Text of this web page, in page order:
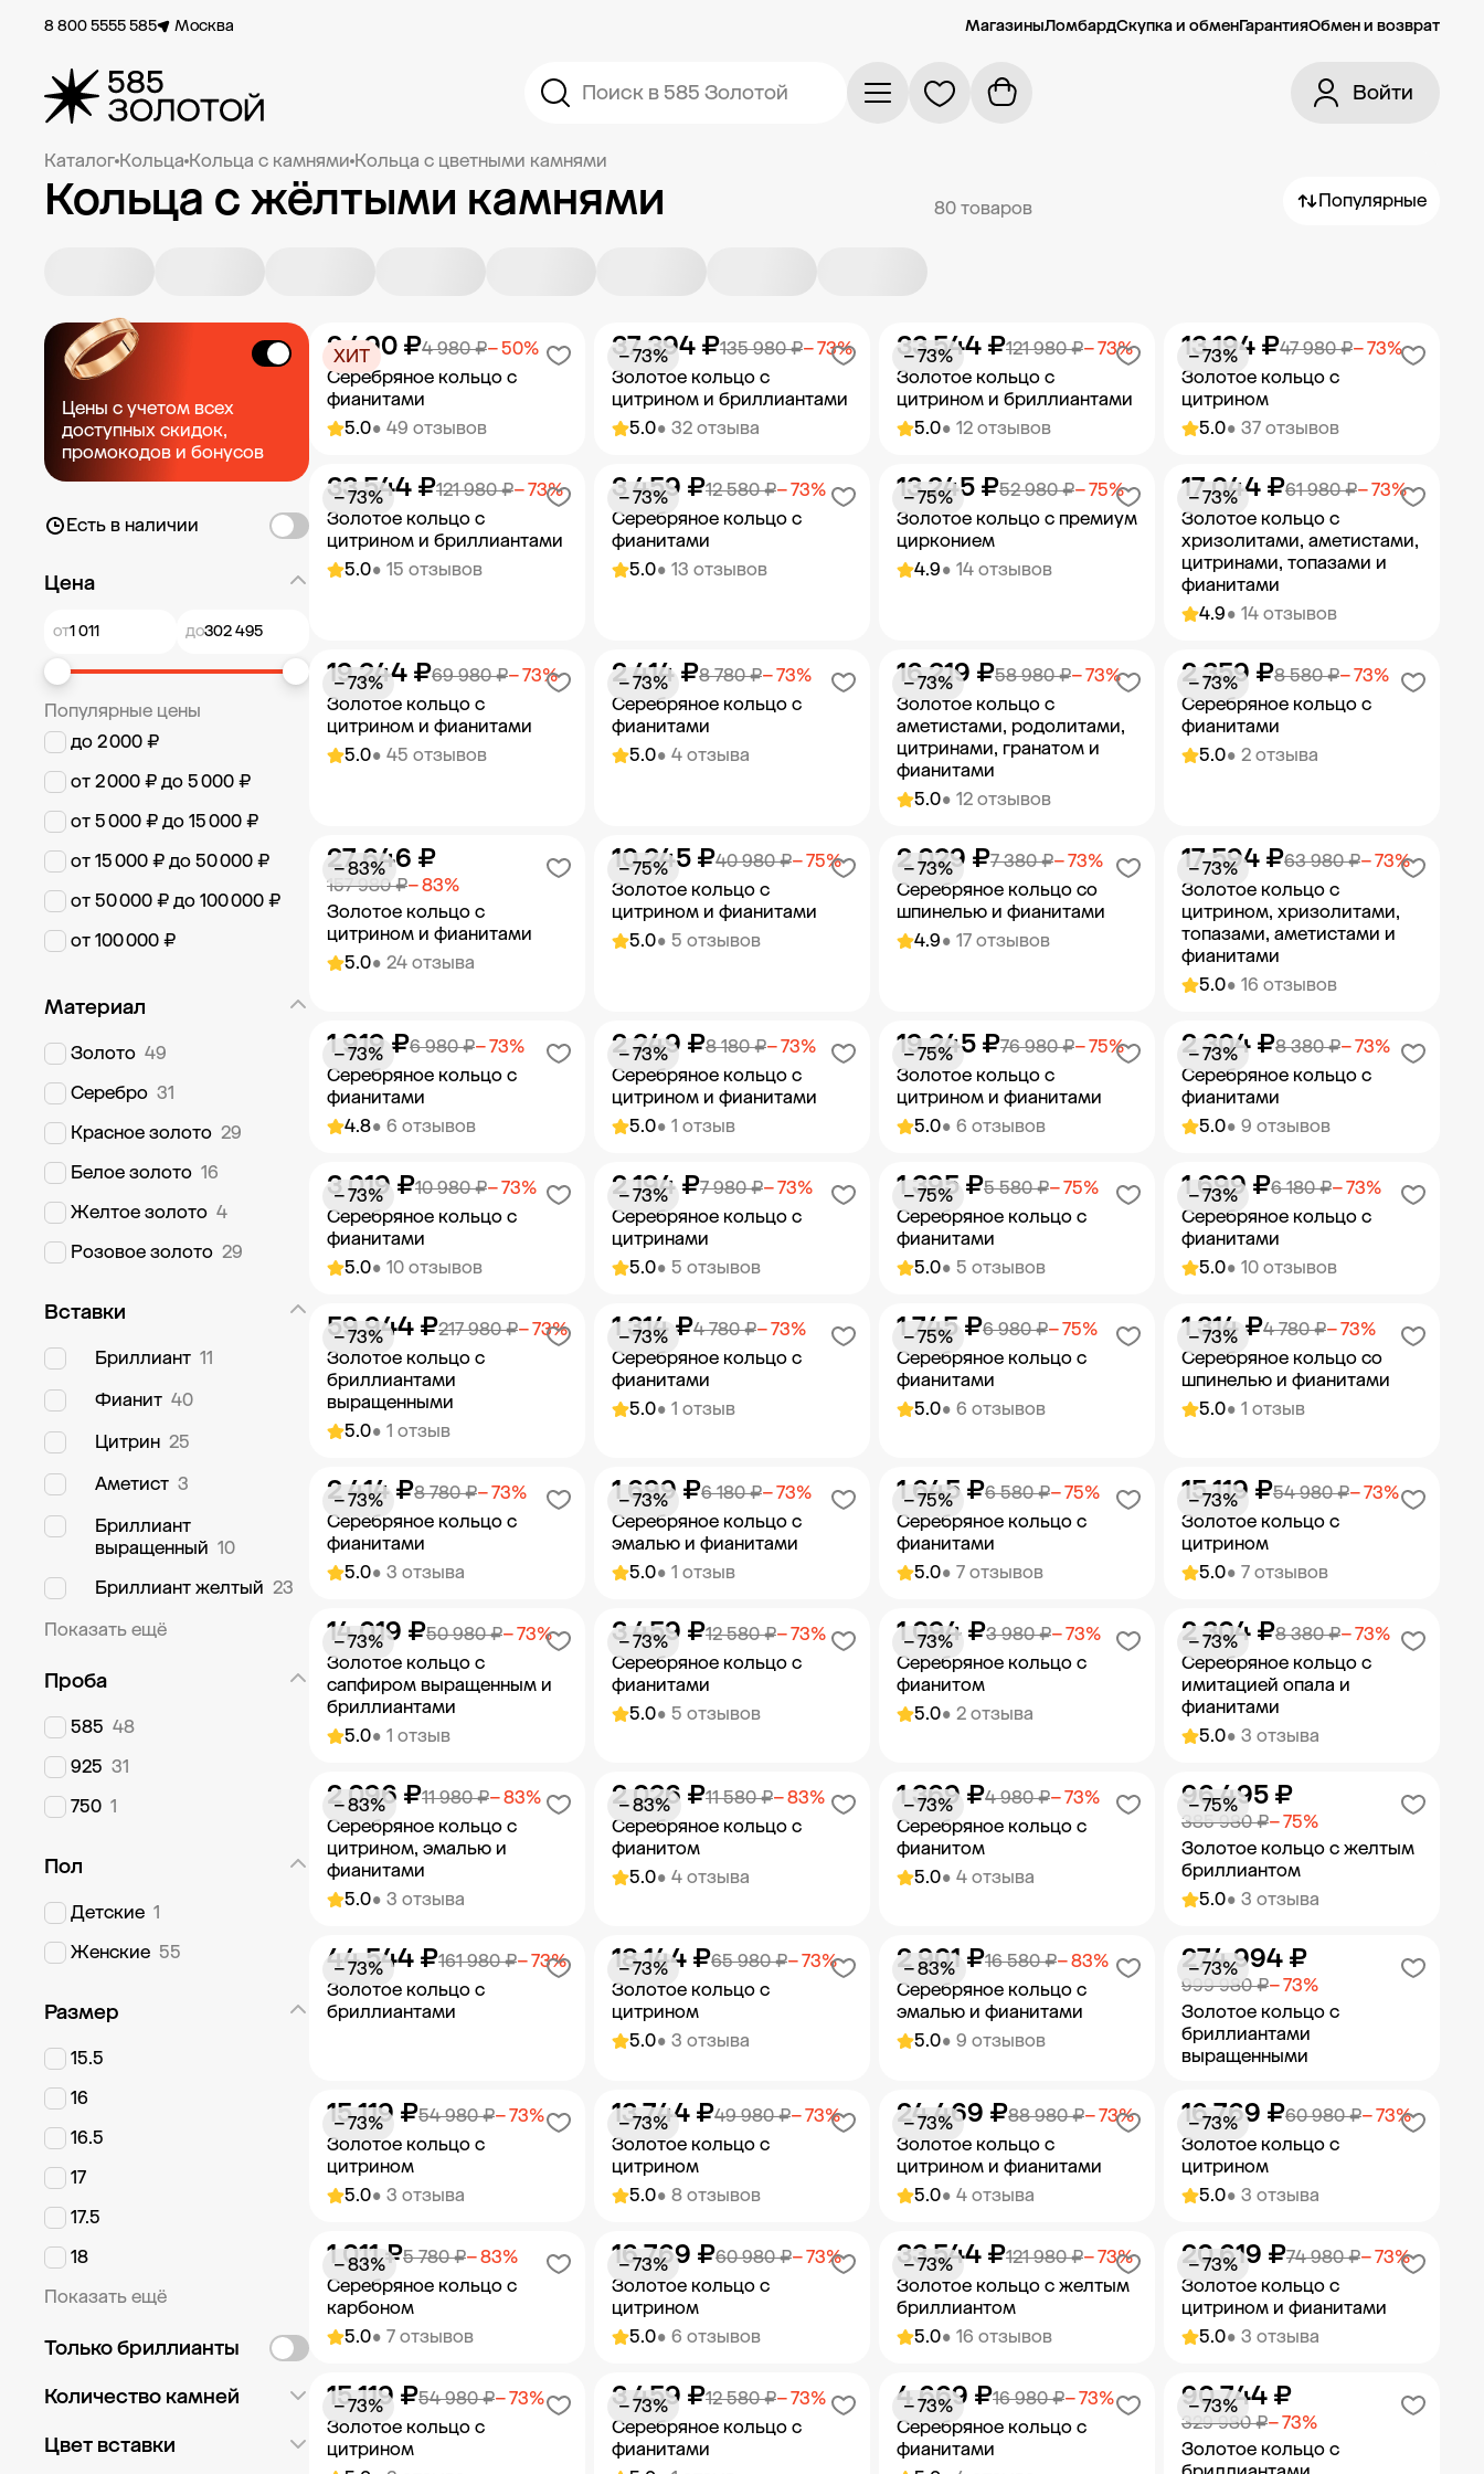
8 800 5555 585 Москва МагазиныЛомбардСкупка и обменГарантияОбмен и возврат
Поиск в 585 Золотой Войти
Каталог Кольца Кольца с камнями Кольца с цветными камнями
Кольца с жёлтыми камнями 80 товаров Популярные
Цены с учетом всех
доступных скидок,
промокодов и бонусов
Есть в наличии
Цена
от до
Популярные цены
до 2 000 ₽
от 2 000 ₽ до 5 000 ₽
от 5 000 ₽ до 15 000 ₽
от 15 000 ₽ до 50 000 ₽
от 50 000 ₽ до 100 000 ₽
от 100 000 ₽
Материал
Золото 49
Серебро 31
Красное золото 29
Белое золото 16
Желтое золото 4
Розовое золото 29
Вставки
Бриллиант 11
Фианит 40
Цитрин 25
Аметист 3
Бриллиант
выращенный 10
Бриллиант желтый 23
Показать ещё
Проба
585 48
925 31
750 1
Пол
Детские 1
Женские 55
Размер
15.5
16
16.5
17
17.5
18
Показать ещё
Только бриллианты
Количество камней
Россыпь 49
Цвет вставки
5.0• 49 отзывов
Серебряное кольцо с
фианитами
4 980 ₽− 50%
2 490 ₽
ХИТ
Добавить в корзину
5.0• 32 отзыва
Золотое кольцо с
цитрином и бриллиантами
135 980 ₽− 73%
37 394 ₽
− 73%
Добавить в корзину
5.0• 12 отзывов
Золотое кольцо с
цитрином и бриллиантами
121 980 ₽− 73%
33 544 ₽
− 73%
Добавить в корзину
5.0• 37 отзывов
Золотое кольцо с
цитрином
47 980 ₽− 73%
13 194 ₽
− 73%
Добавить в корзину
5.0• 15 отзывов
Золотое кольцо с
цитрином и бриллиантами
121 980 ₽− 73%
33 544 ₽
− 73%
Добавить в корзину
5.0• 13 отзывов
Серебряное кольцо с
фианитами
12 580 ₽− 73%
3 459 ₽
− 73%
Добавить в корзину
4.9• 14 отзывов
Золотое кольцо с премиум
цирконием
52 980 ₽− 75%
13 245 ₽
− 75%
Добавить в корзину
4.9• 14 отзывов
Золотое кольцо с
хризолитами, аметистами,
цитринами, топазами и
фианитами
61 980 ₽− 73%
17 044 ₽
− 73%
Добавить в корзину
5.0• 45 отзывов
Золотое кольцо с
цитрином и фианитами
69 980 ₽− 73%
19 244 ₽
− 73%
Добавить в корзину
5.0• 4 отзыва
Серебряное кольцо с
фианитами
8 780 ₽− 73%
2 414 ₽
− 73%
Добавить в корзину
5.0• 12 отзывов
Золотое кольцо с
аметистами, родолитами,
цитринами, гранатом и
фианитами
58 980 ₽− 73%
16 219 ₽
− 73%
Добавить в корзину
5.0• 2 отзыва
Серебряное кольцо с
фианитами
8 580 ₽− 73%
2 359 ₽
− 73%
Добавить в корзину
5.0• 24 отзыва
Золотое кольцо с
цитрином и фианитами
157 980 ₽− 83%
27 646 ₽
− 83%
Добавить в корзину
5.0• 5 отзывов
Золотое кольцо с
цитрином и фианитами
40 980 ₽− 75%
10 245 ₽
− 75%
Добавить в корзину
4.9• 17 отзывов
Серебряное кольцо со
шпинелью и фианитами
7 380 ₽− 73%
2 029 ₽
− 73%
Добавить в корзину
5.0• 16 отзывов
Золотое кольцо с
цитрином, хризолитами,
топазами, аметистами и
фианитами
63 980 ₽− 73%
17 594 ₽
− 73%
Добавить в корзину
4.8• 6 отзывов
Серебряное кольцо с
фианитами
6 980 ₽− 73%
1 919 ₽
− 73%
Добавить в корзину
5.0• 1 отзыв
Серебряное кольцо с
цитрином и фианитами
8 180 ₽− 73%
2 249 ₽
− 73%
Добавить в корзину
5.0• 6 отзывов
Золотое кольцо с
цитрином и фианитами
76 980 ₽− 75%
19 245 ₽
− 75%
Добавить в корзину
5.0• 9 отзывов
Серебряное кольцо с
фианитами
8 380 ₽− 73%
2 304 ₽
− 73%
Добавить в корзину
5.0• 10 отзывов
Серебряное кольцо с
фианитами
10 980 ₽− 73%
3 019 ₽
− 73%
Добавить в корзину
5.0• 5 отзывов
Серебряное кольцо с
цитринами
7 980 ₽− 73%
2 194 ₽
− 73%
Добавить в корзину
5.0• 5 отзывов
Серебряное кольцо с
фианитами
5 580 ₽− 75%
1 395 ₽
− 75%
Добавить в корзину
5.0• 10 отзывов
Серебряное кольцо с
фианитами
6 180 ₽− 73%
1 699 ₽
− 73%
Добавить в корзину
5.0• 1 отзыв
Золотое кольцо с
бриллиантами
выращенными
217 980 ₽− 73%
59 944 ₽
− 73%
Добавить в корзину
5.0• 1 отзыв
Серебряное кольцо с
фианитами
4 780 ₽− 73%
1 314 ₽
− 73%
Добавить в корзину
5.0• 6 отзывов
Серебряное кольцо с
фианитами
6 980 ₽− 75%
1 745 ₽
− 75%
Добавить в корзину
5.0• 1 отзыв
Серебряное кольцо со
шпинелью и фианитами
4 780 ₽− 73%
1 314 ₽
− 73%
Добавить в корзину
5.0• 3 отзыва
Серебряное кольцо с
фианитами
8 780 ₽− 73%
2 414 ₽
− 73%
Добавить в корзину
5.0• 1 отзыв
Серебряное кольцо с
эмалью и фианитами
6 180 ₽− 73%
1 699 ₽
− 73%
Добавить в корзину
5.0• 7 отзывов
Серебряное кольцо с
фианитами
6 580 ₽− 75%
1 645 ₽
− 75%
Добавить в корзину
5.0• 7 отзывов
Золотое кольцо с
цитрином
54 980 ₽− 73%
15 119 ₽
− 73%
Добавить в корзину
5.0• 1 отзыв
Золотое кольцо с
сапфиром выращенным и
бриллиантами
50 980 ₽− 73%
14 019 ₽
− 73%
Добавить в корзину
5.0• 5 отзывов
Серебряное кольцо с
фианитами
12 580 ₽− 73%
3 459 ₽
− 73%
Добавить в корзину
5.0• 2 отзыва
Серебряное кольцо с
фианитом
3 980 ₽− 73%
1 094 ₽
− 73%
Добавить в корзину
5.0• 3 отзыва
Серебряное кольцо с
имитацией опала и
фианитами
8 380 ₽− 73%
2 304 ₽
− 73%
Добавить в корзину
5.0• 3 отзыва
Серебряное кольцо с
цитрином, эмалью и
фианитами
11 980 ₽− 83%
2 096 ₽
− 83%
Добавить в корзину
5.0• 4 отзыва
Серебряное кольцо с
фианитом
11 580 ₽− 83%
2 026 ₽
− 83%
Добавить в корзину
5.0• 4 отзыва
Серебряное кольцо с
фианитом
4 980 ₽− 73%
1 369 ₽
− 73%
Добавить в корзину
5.0• 3 отзыва
Золотое кольцо с желтым
бриллиантом
385 980 ₽− 75%
96 495 ₽
− 75%
Добавить в корзину
Золотое кольцо с
бриллиантами
161 980 ₽− 73%
44 544 ₽
− 73%
Добавить в корзину
5.0• 3 отзыва
Золотое кольцо с
цитрином
65 980 ₽− 73%
18 144 ₽
− 73%
Добавить в корзину
5.0• 9 отзывов
Серебряное кольцо с
эмалью и фианитами
16 580 ₽− 83%
2 901 ₽
− 83%
Добавить в корзину
Золотое кольцо с
бриллиантами
выращенными
999 980 ₽− 73%
274 994 ₽
− 73%
Добавить в корзину
5.0• 3 отзыва
Золотое кольцо с
цитрином
54 980 ₽− 73%
15 119 ₽
− 73%
Добавить в корзину
5.0• 8 отзывов
Золотое кольцо с
цитрином
49 980 ₽− 73%
13 744 ₽
− 73%
Добавить в корзину
5.0• 4 отзыва
Золотое кольцо с
цитрином и фианитами
88 980 ₽− 73%
24 469 ₽
− 73%
Добавить в корзину
5.0• 3 отзыва
Золотое кольцо с
цитрином
60 980 ₽− 73%
16 769 ₽
− 73%
Добавить в корзину
5.0• 7 отзывов
Серебряное кольцо с
карбоном
5 780 ₽− 83%
1 011 ₽
− 83%
Добавить в корзину
5.0• 6 отзывов
Золотое кольцо с
цитрином
60 980 ₽− 73%
16 769 ₽
− 73%
Добавить в корзину
5.0• 16 отзывов
Золотое кольцо с желтым
бриллиантом
121 980 ₽− 73%
33 544 ₽
− 73%
Добавить в корзину
5.0• 3 отзыва
Золотое кольцо с
цитрином и фианитами
74 980 ₽− 73%
20 619 ₽
− 73%
Добавить в корзину
Золотое кольцо с
цитрином
54 980 ₽− 73%
15 119 ₽
− 73%
Серебряное кольцо с
фианитами
12 580 ₽− 73%
3 459 ₽
− 73%
Серебряное кольцо с
фианитами
16 980 ₽− 73%
4 669 ₽
− 73%
Золотое кольцо с
329 980 ₽− 73%
90 744 ₽
− 73%